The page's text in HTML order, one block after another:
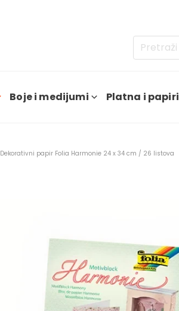
Boje i medijumi Platna i papiri
Dekorativni papir Folia Harmonie 24 x 34 cm / 26 listova